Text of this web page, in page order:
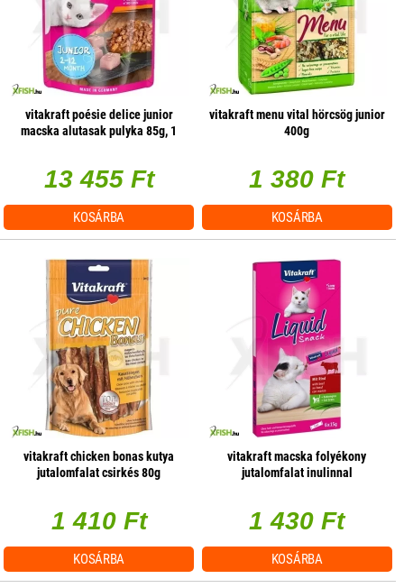
vitakraft poésie delice junior
macska alutasak pulyka 85g, 1
13 455 Ft
KOSÁRBA
vitakraft menu vital hörcsög junior
400g
1 380 Ft
KOSÁRBA
vitakraft chicken bonas kutya
jutalomfalat csirkés 80g
1 410 Ft
KOSÁRBA
vitakraft macska folyékony
jutalomfalat inulinnal
1 430 Ft
KOSÁRBA